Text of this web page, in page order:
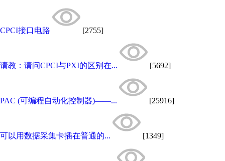
CPCI接口电路 [2755]
请教：请问CPCI与PXI的区别在... [5692]
PAC (可编程自动化控制器)——... [25916]
可以用数据采集卡插在普通的... [1349]